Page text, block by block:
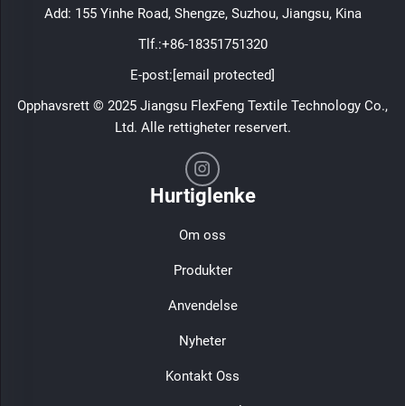
Add: 155 Yinhe Road, Shengze, Suzhou, Jiangsu, Kina
Tlf.:+86-18351751320
E-post: [email protected]
Opphavsrett © 2025 Jiangsu FlexFeng Textile Technology Co.,
Ltd. Alle rettigheter reservert.
Hurtiglenke
Om oss
Produkter
Anvendelse
Nyheter
Kontakt Oss